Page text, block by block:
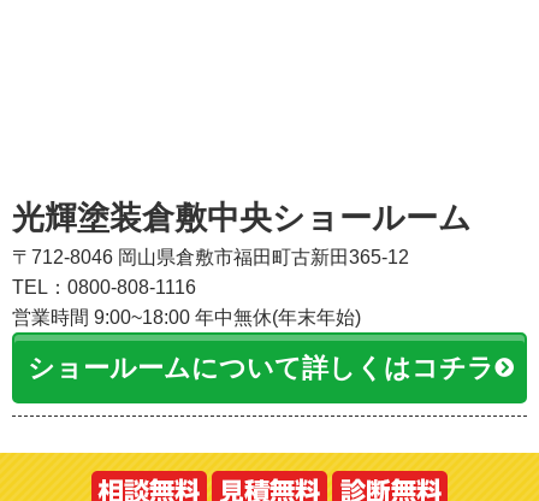
光輝塗装倉敷中央ショールーム
〒712-8046 岡山県倉敷市福田町古新田365-12
TEL：0800-808-1116
営業時間 9:00~18:00 年中無休(年末年始)
ショールームについて詳しくはコチラ